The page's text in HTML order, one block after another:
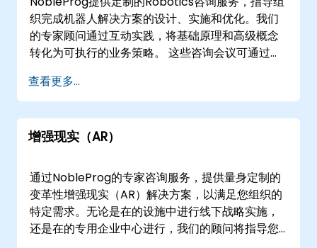
织完成机器人解决方案的设计、实施和优化。我们
的专家顾问通过互动实践，将基础原理和高级概念
转化为可执行的业务策略。 这些咨询会议可通过远
面环境，提供来自世界各地的专家指导。对于线下
咨询，我们的顾问可在的客户场所或NobleProg在
的企业设施中直接工作，确保针对您的具体操作环
境提供量身定制的方法。 NobleProg -- 您的本地
查看更多...
增强现实（AR）
通过NobleProg的专家咨询服务，提供量身定制的
变革性增强现实（AR）解决方案，以满足您组织的
特定需求。无论是在的设施中进行线下战略实施，
还是在的专用企业中心进行，我们的顾问将指导您